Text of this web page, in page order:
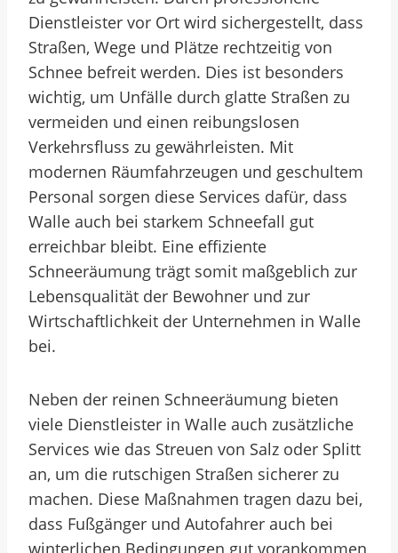
Dienstleister vor Ort wird sichergestellt, dass
Straßen, Wege und Plätze rechtzeitig von
Schnee befreit werden. Dies ist besonders
wichtig, um Unfälle durch glatte Straßen zu
vermeiden und einen reibungslosen
Verkehrsfluss zu gewährleisten. Mit
modernen Räumfahrzeugen und geschultem
Personal sorgen diese Services dafür, dass
Walle auch bei starkem Schneefall gut
erreichbar bleibt. Eine effiziente
Schneeräumung trägt somit maßgeblich zur
Lebensqualität der Bewohner und zur
Wirtschaftlichkeit der Unternehmen in Walle
bei.
Neben der reinen Schneeräumung bieten
viele Dienstleister in Walle auch zusätzliche
Services wie das Streuen von Salz oder Splitt
an, um die rutschigen Straßen sicherer zu
machen. Diese Maßnahmen tragen dazu bei,
dass Fußgänger und Autofahrer auch bei
winterlichen Bedingungen gut vorankommen